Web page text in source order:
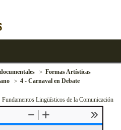
Formas Artísticas
4 - Carnaval en Debate
Fundamentos Lingüísticos de la Comunicación